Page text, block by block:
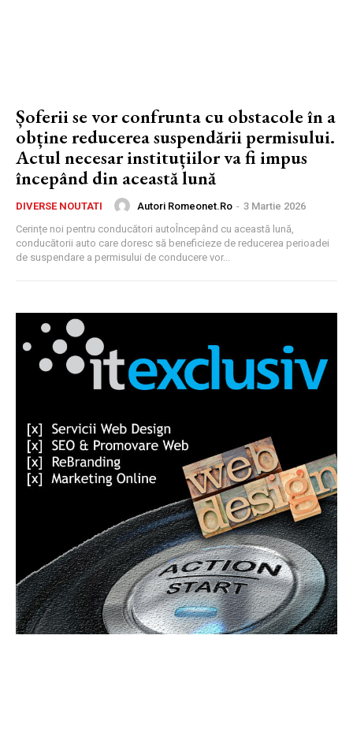
Șoferii se vor confrunta cu obstacole în a
obține reducerea suspendării permisului.
Actul necesar instituțiilor va fi impus
începând din această lună
DIVERSE NOUTATI Autori Romeonet.ro - 3 Martie 2026
Cerințe noi pentru conducători autoÎncepând cu această lună,
conducătorii auto care doresc să beneficieze de reducerea perioadei
de suspendare a permisului de conducere vor...